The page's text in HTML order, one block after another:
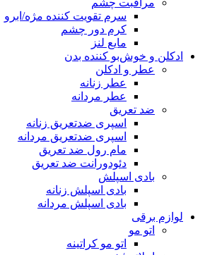
سرم تقویت کننده مژه/ابرو
کرم دور چشم
مایع لنز
ادکلن و خوش‌بو کننده بدن
عطر و ادکلن
عطر زنانه
عطر مردانه
ضد تعریق
اسپری ضدتعریق زنانه
اسپری ضدتعریق مردانه
مام رول ضد تعریق
دئودورانت ضد تعریق
بادی اسپلش
بادی اسپلش زنانه
بادی اسپلش مردانه
لوازم برقی
اتو مو
اتو مو کراتینه